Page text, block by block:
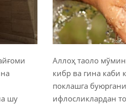
шу
Аллоҳ таоло
кибр ва гина каби
поклашга
ифлосликлардан